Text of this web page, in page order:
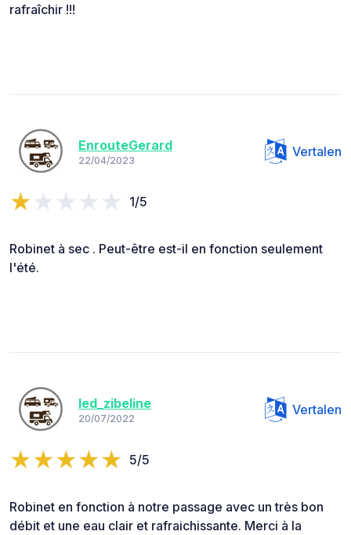
rafraîchir !!!
EnrouteGerard
22/04/2023
Vertalen
1/5
Robinet à sec . Peut-être est-il en fonction seulement
l'été.
led_zibeline
20/07/2022
Vertalen
5/5
Robinet en fonction à notre passage avec un très bon
débit et une eau clair et rafraichissante. Merci à la